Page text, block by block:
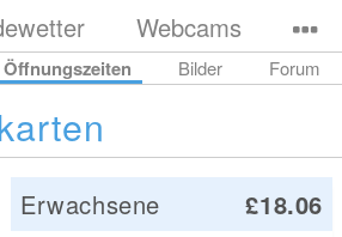
Webcams
Bilder Forum
Erwachsene
£18.06